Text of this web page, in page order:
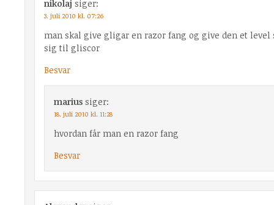
nikolaj siger:
3. juli 2010 kl. 07:26
man skal give gligar en razor fang og give den et level
sig til gliscor
Besvar
marius siger:
18. juli 2010 kl. 11:28
hvordan får man en razor fang
Besvar